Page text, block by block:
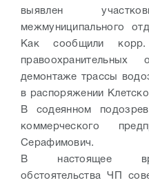
выявлен
межмуниципального
Как сообщили
демонтаже трассы
в распоряжении
В содеянном
коммерческого
Серафимович.
В настоящее
обстоятельства ЧП